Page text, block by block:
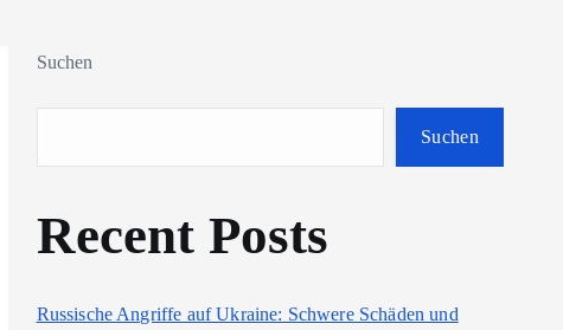
Suchen
Suchen
Recent Posts
Russische Angriffe auf Ukraine: Schwere Schäden und